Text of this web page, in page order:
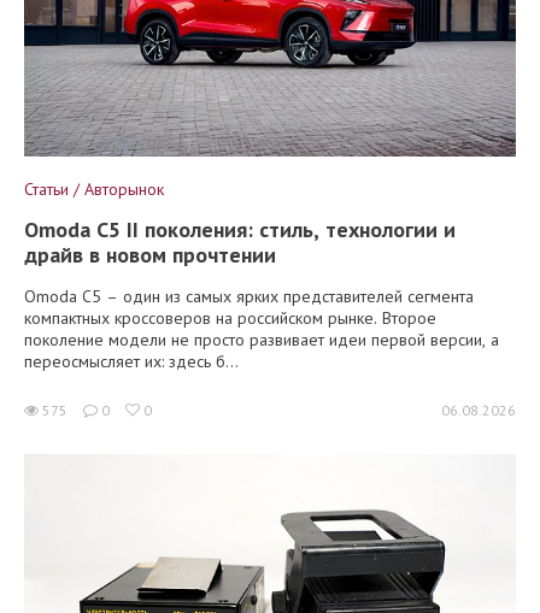
Статьи / Авторынок
Omoda C5 II поколения: стиль, технологии и
драйв в новом прочтении
Omoda C5 – один из самых ярких представителей сегмента
компактных кроссоверов на российском рынке. Второе
поколение модели не просто развивает идеи первой версии, а
переосмысляет их: здесь б...
575 0 0 06.08.2026